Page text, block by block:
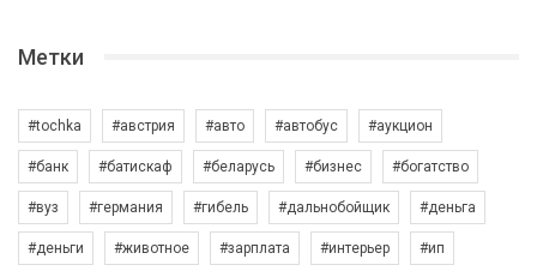
Метки
#tochka #австрия #авто #автобус #аукцион
#банк #батискаф #беларусь #бизнес #богатство
#вуз #германия #гибель #дальнобойщик #деньга
#деньги #животное #зарплата #интерьер #ип